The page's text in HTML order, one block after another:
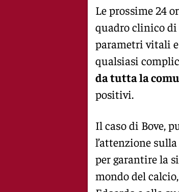
Le prossime 24
quadro clinico di
parametri vitali
qualsiasi
da tutta la
positivi.
Il caso di Bove,
l’attenzione
per garantire la
mondo del